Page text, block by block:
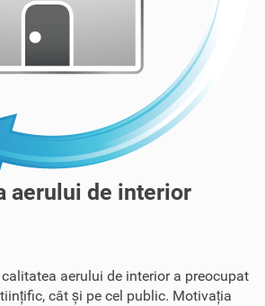
aerului de interior
aerului de interior a preocupat
cât și pe cel public. Motivația